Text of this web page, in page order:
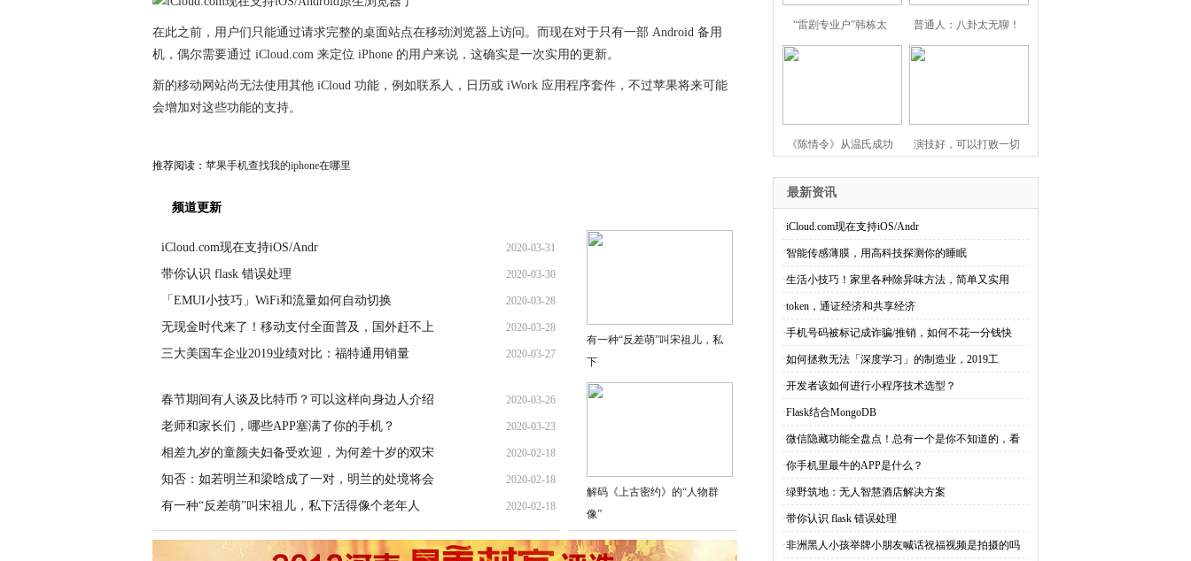
在此之前，用户们只能通过请求完整的桌面站点在移动浏览器上访问。而现在对于只有一部 Android 备用
机，偶尔需要通过 iCloud.com 来定位 iPhone 的用户来说，这确实是一次实用的更新。
新的移动网站尚无法使用其他 iCloud 功能，例如联系人，日历或 iWork 应用程序套件，不过苹果将来可能
会增加对这些功能的支持。
推荐阅读： 苹果手机查找我的iphone在哪里
频道更新
iCloud.com现在支持iOS/Andr 2020-03-31
带你认识 flask 错误处理 2020-03-30
「EMUI小技巧」WiFi和流量如何自动切换 2020-03-28
无现金时代来了！移动支付全面普及，国外赶不上 2020-03-28
三大美国车企业2019业绩对比：福特通用销量 2020-03-27
春节期间有人谈及比特币？可以这样向身边人介绍 2020-03-26
老师和家长们，哪些APP塞满了你的手机？ 2020-03-23
相差九岁的童颜夫妇备受欢迎，为何差十岁的双宋 2020-02-18
知否：如若明兰和梁晗成了一对，明兰的处境将会 2020-02-18
有一种“反差萌”叫宋祖儿，私下活得像个老年人 2020-02-18
有一种“反差萌”叫宋祖儿，私
下
解码《上古密约》的“人物群
像”
“雷剧专业户”韩栋太 普通人：八卦太无聊！
《陈情令》从温氏成功 演技好，可以打败一切
最新资讯
·iCloud.com现在支持iOS/Andr
·智能传感薄膜，用高科技探测你的睡眠
·生活小技巧！家里各种除异味方法，简单又实用
·token，通证经济和共享经济
·手机号码被标记成诈骗/推销，如何不花一分钱快
·如何拯救无法「深度学习」的制造业，2019工
·开发者该如何进行小程序技术选型？
·Flask结合MongoDB
·微信隐藏功能全盘点！总有一个是你不知道的，看
·你手机里最牛的APP是什么？
·绿野筑地：无人智慧酒店解决方案
·带你认识 flask 错误处理
·非洲黑人小孩举牌小朋友喊话祝福视频是拍摄的吗